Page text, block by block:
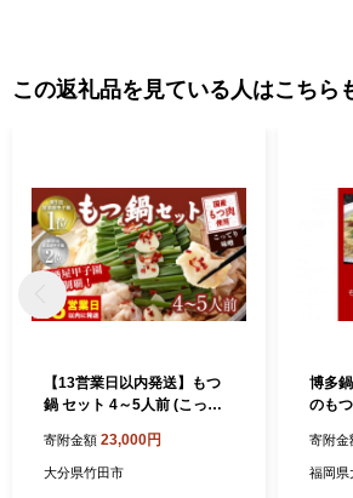
この返礼品を見ている人はこちら
【13営業日以内発送】もつ
鍋 セット 4～5人前 (こって
寄附金額 23,000円
大分県竹田市
博多
のも
鍋」4
寄附金
福岡県